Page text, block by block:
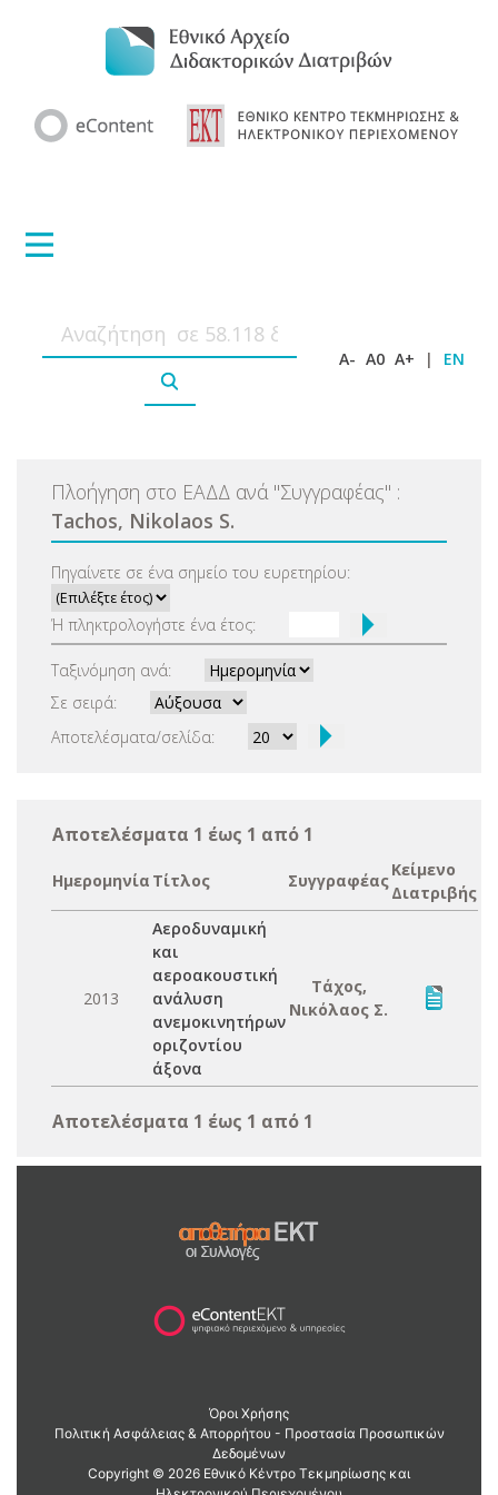
A- A0 A+ | EN
Πλοήγηση στο ΕΑΔΔ ανά "Συγγραφέας" :
Tachos, Nikolaos S.
Πηγαίνετε σε ένα σημείο του ευρετηρίου:
Ή πληκτρολογήστε ένα έτος:
Ταξινόμηση ανά:
Σε σειρά:
Αποτελέσματα/σελίδα:
Αποτελέσματα 1 έως 1 από 1
Ημερομηνία Τίτλος Συγγραφέας
Κείμενο
Διατριβής
2013
Αεροδυναμική
και
αεροακουστική
ανάλυση
ανεμοκινητήρων
οριζοντίου
άξονα
Τάχος,
Νικόλαος Σ.
Αποτελέσματα 1 έως 1 από 1